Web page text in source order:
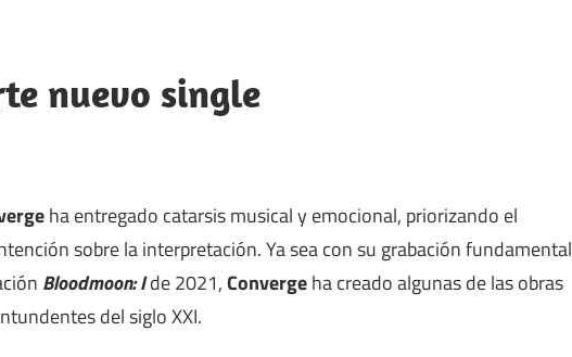
nuevo single
ha entregado catarsis musical y emocional, priorizando el
sobre la interpretación. Ya sea con su grabación fundamental
Bloodmoon: Ide 2021,Convergeha creado algunas de las obras
del siglo XXI.